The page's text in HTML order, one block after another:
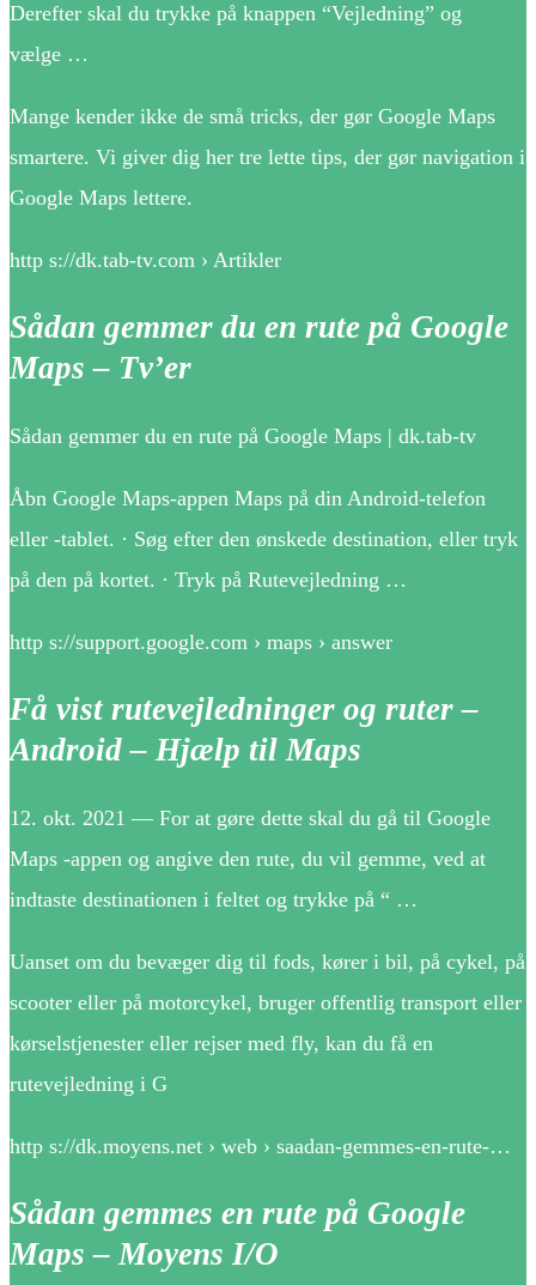
Derefter skal du trykke på knappen “Vejledning” og
vælge …
Mange kender ikke de små tricks, der gør Google Maps
smartere. Vi giver dig her tre lette tips, der gør navigation i
Google Maps lettere.
http s://dk.tab-tv.com › Artikler
Sådan gemmer du en rute på Google
Maps – Tv’er
Sådan gemmer du en rute på Google Maps | dk.tab-tv
Åbn Google Maps-appen Maps på din Android-telefon
eller -tablet. · Søg efter den ønskede destination, eller tryk
på den på kortet. · Tryk på Rutevejledning …
http s://support.google.com › maps › answer
Få vist rutevejledninger og ruter –
Android – Hjælp til Maps
12. okt. 2021 — For at gøre dette skal du gå til Google
Maps -appen og angive den rute, du vil gemme, ved at
indtaste destinationen i feltet og trykke på “ …
Uanset om du bevæger dig til fods, kører i bil, på cykel, på
scooter eller på motorcykel, bruger offentlig transport eller
kørselstjenester eller rejser med fly, kan du få en
rutevejledning i G
http s://dk.moyens.net › web › saadan-gemmes-en-rute-…
Sådan gemmes en rute på Google
Maps – Moyens I/O